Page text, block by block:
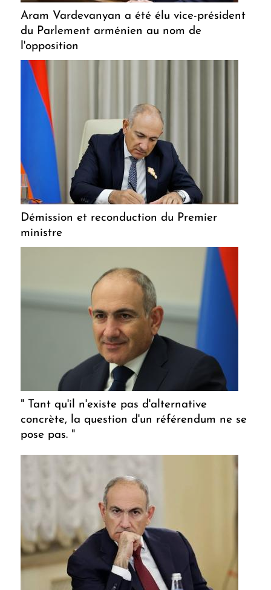
Aram Vardevanyan a été élu vice-président
du Parlement arménien au nom de
l'opposition
Démission et reconduction du Premier
ministre
" Tant qu'il n'existe pas d'alternative
concrète, la question d'un référendum ne se
pose pas. "